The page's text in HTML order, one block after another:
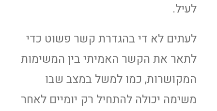
לעיל.
לעתים לא די בהגדרת קשר פשוט כדי
לתאר את הקשר האמיתי בין המשימות
המקושרות, כמו למשל במצב שבו
משימה יכולה להתחיל רק יומיים לאחר